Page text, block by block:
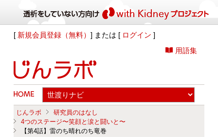
[ 新規会員登録（無料）] または [ ログイン ]
用語集
じんラボ
研究員のはなし
4つのステージ〜笑顔と涙と闘いと〜
【第4話】雷のち晴れのち竜巻